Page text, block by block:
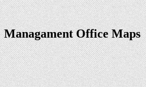
Managament Office Maps